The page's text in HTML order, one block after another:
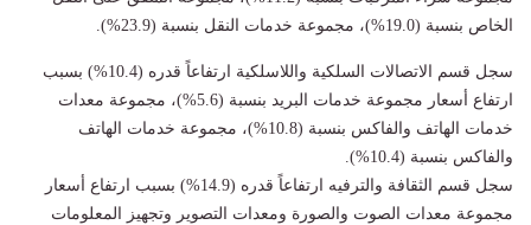
الخاص بنسبة (19.0%)، مجموعة خدمات النقل بنسبة (23.9%).
سجل قسم الاتصالات السلكية واللاسلكية ارتفاعاً قدره (10.4%) بسبب
ارتفاع أسعار مجموعة خدمات البريد بنسبة (5.6%)، مجموعة معدات
خدمات الهاتف والفاكس بنسبة (10.8%)، مجموعة خدمات الهاتف
والفاكس بنسبة (10.4%).
سجل قسم الثقافة والترفيه ارتفاعاً قدره (14.9%) بسبب ارتفاع أسعار
مجموعة معدات الصوت والصورة ومعدات التصوير وتجهيز المعلومات